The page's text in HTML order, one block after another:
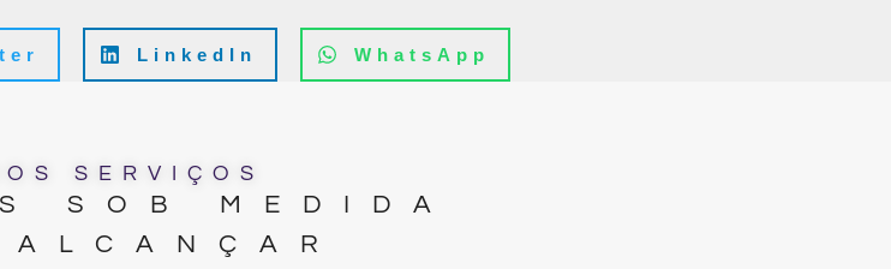
LinkedIn WhatsApp
SERVIÇOS
SOB MEDIDA